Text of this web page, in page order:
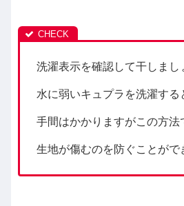
洗濯表示を確認して干しまし
水に弱いキュプラを洗濯する
手間はかかりますがこの方法
生地が傷むのを防ぐことがで